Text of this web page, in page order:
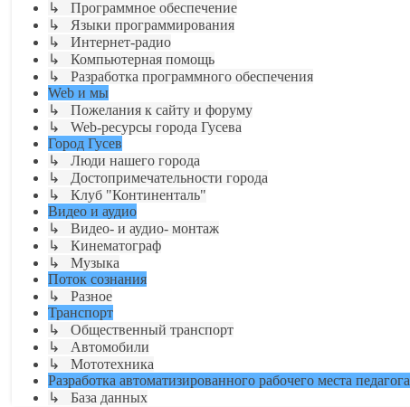
↳ Программное обеспечение
↳ Языки программирования
↳ Интернет-радио
↳ Компьютерная помощь
↳ Разработка программного обеспечения
Web и мы
↳ Пожелания к сайту и форуму
↳ Web-ресурсы города Гусева
Город Гусев
↳ Люди нашего города
↳ Достопримечательности города
↳ Клуб "Континенталь"
Видео и аудио
↳ Видео- и аудио- монтаж
↳ Кинематограф
↳ Музыка
Поток сознания
↳ Разное
Транспорт
↳ Общественный транспорт
↳ Автомобили
↳ Мототехника
Разработка автоматизированного рабочего места педагога
↳ База данных